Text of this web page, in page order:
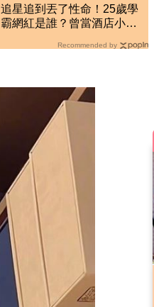
追星追到丟了性命！25歲學
霸網紅是誰？曾當酒店小姐
Recommended by